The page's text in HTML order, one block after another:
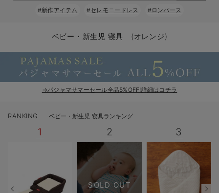
ロンパース・カバーオール
ベビー ブルマ
ベビー スカート
ベビー アウター
スタイ・よだれかけ（新生児・ベビー）
ベビー帽子（新生児・乳児）
ベビーベッド・布団 （ベビー・新生児） ベビーチェア（ハイローチェア）・ベビーラック
ベビー 雑貨 小物
ベビー安全グッズ
メモリアルグッズ
赤ちゃん 洗剤・洗濯用品・お掃除
猛暑からベビーを守るひんやりグッズ
ベビーの動物なりきり特集
ベビー 夏のお役立ちグッズ特集
袴ロンパース特集
【アウトレット】ワンピース
【アウトレット】パジャマ
【アウトレット】インナー
抗菌防臭加工
コットン素材
Tシャツブラ
快適機能ウェア特集 トップス
再入荷｜インナー ワンピース
スカート
パジャマ
【37周年祭セール】
【15℃】3月下旬～
動きやすく着回しで
強撚スムース(コスパ
【おまとめ割】パジ
カジュアル
オフィス
ジャケット派
きれいめ美脚パンツ派
ツィード派
セットアップ派
マタニティパジャマ
【オフィスカジュア
レギンスタイプ
【フォーマル】ワン
【ベビー】長袖
ハンカチ
短肌着
セット
快適ウェア10%OFF
快適ウェア10%OFF
セットアップ・ レイ
ジャンパースカート/
ワーク・オフィス
フォーマル / オケー
あったかアイテム｜
〜3,000円（税込）
10,001円（税込）〜
女の子におススメの
定番ギフト
もらって嬉しいギフト
かわいくておもしろ
何枚あっても嬉しい
薄くてあったか
保温&リカバリー
レギンス・タイツ
あったか度◎
裏起毛素材
入院してすぐ使うグ
【冬のあったか特集
【冬のあったか特集
#新作アイテム #セレモニードレス #ロンパース
ベビー・新生児 寝具 (オレンジ)
→パジャマサマーセール全品5%OFF!詳細はコチラ
RANKING ベビー・新生児 寝具ランキング
1 2
SOLD OUT
3
閉じる